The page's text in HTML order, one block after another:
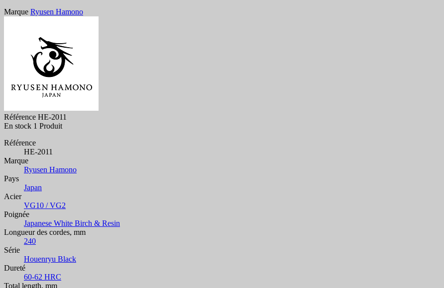
Marque Ryusen Hamono
Référence HE-2011
En stock 1 Produit
Référence
HE-2011
Marque
Ryusen Hamono
Pays
Japan
Acier
VG10 / VG2
Poignée
Japanese White Birch & Resin
Longueur des cordes, mm
240
Série
Houenryu Black
Dureté
60-62 HRC
Total length, mm